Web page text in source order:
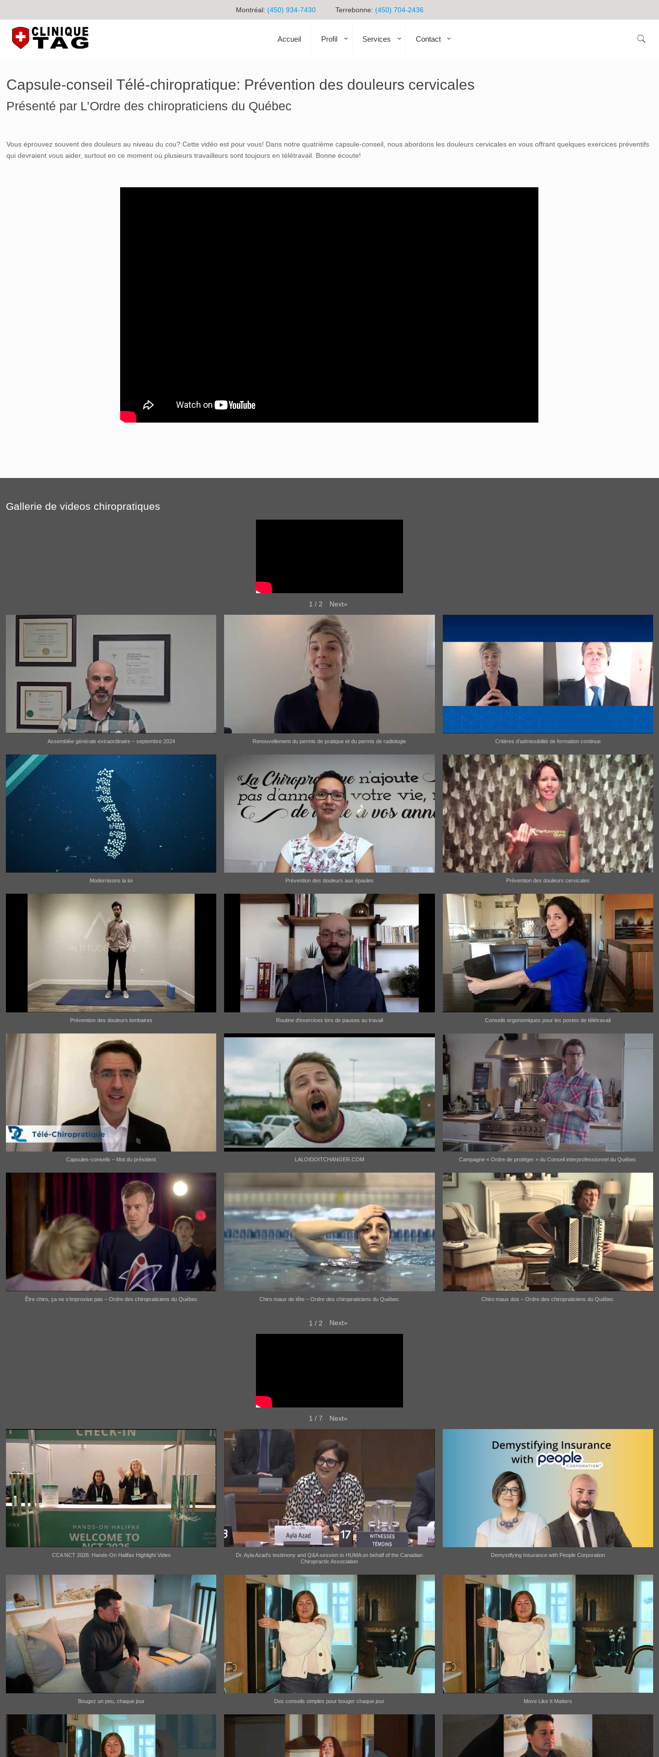
Montréal: (450) 934-7430 Terrebonne: (450) 704-2436
Accueil Profil Services Contact
Capsule-conseil Télé-chiropratique: Prévention des douleurs cervicales
Présenté par L’Ordre des chiropraticiens du Québec
Vous éprouvez souvent des douleurs au niveau du cou? Cette vidéo est pour vous! Dans notre quatrième capsule-conseil, nous abordons les douleurs cervicales en vous offrant quelques exercices préventifs
qui devraient vous aider, surtout en ce moment où plusieurs travailleurs sont toujours en télétravail. Bonne écoute!
Gallerie de videos chiropratiques
1 / 2 Next»
Assemblée générale extraordinaire – septembre 2024 Renouvellement du permis de pratique et du permis de radiologie Critères d’admissibilité de formation continue
Modernisons la loi Prévention des douleurs aux épaules Prévention des douleurs cervicales
Prévention des douleurs lombaires Routine d'exercices lors de pauses au travail Conseils ergonomiques pour les postes de télétravail
Capsules-conseils – Mot du président LALOIDOITCHANGER.COM Campagne « Ordre de protéger » du Conseil interprofessionnel du Québec
Être chiro, ça ne s'improvise pas – Ordre des chiropraticiens du Québec Chiro maux de tête – Ordre des chiropraticiens du Québec Chiro maux dos – Ordre des chiropraticiens du Québec
1 / 2 Next»
1 / 7 Next»
CCA NCT 2026: Hands-On Halifax Highlight Video
Dr. Ayla Azad's testimony and Q&A session to HUMA on behalf of the Canadian
Chiropractic Association
Demystifying Insurance with People Corporation
Bougez un peu, chaque jour Des conseils simples pour bouger chaque jour Move Like It Matters